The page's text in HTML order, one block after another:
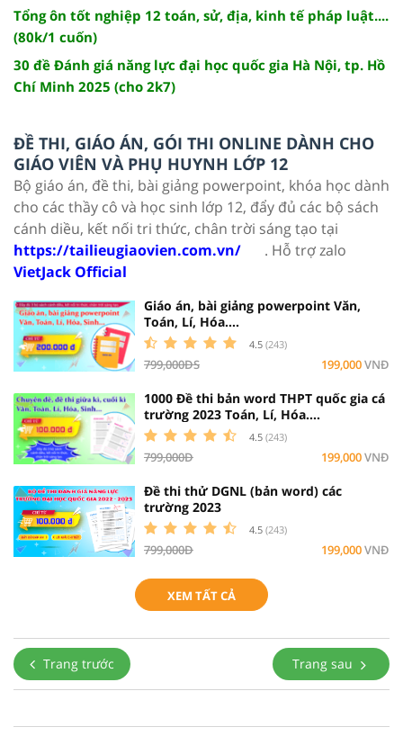
Tổng ôn tốt nghiệp 12 toán, sử, địa, kinh tế pháp luật....
(80k/1 cuốn)
30 đề Đánh giá năng lực đại học quốc gia Hà Nội, tp. Hồ
Chí Minh 2025 (cho 2k7)
ĐỀ THI, GIÁO ÁN, GÓI THI ONLINE DÀNH CHO
GIÁO VIÊN VÀ PHỤ HUYNH LỚP 12
Bộ giáo án, đề thi, bài giảng powerpoint, khóa học dành
cho các thầy cô và học sinh lớp 12, đẩy đủ các bộ sách
cánh diều, kết nối tri thức, chân trời sáng tạo tại
https://tailieugiaovien.com.vn/
. Hỗ trợ zalo
VietJack Official
Giáo án, bài giảng powerpoint Văn,
Toán, Lí, Hóa....
4.5 (243)
799,000ĐS 199,000VNĐ
1000 Đề thi bản word THPT quốc gia cá
trường 2023 Toán, Lí, Hóa....
4.5 (243)
799,000Đ 199,000VNĐ
Đề thi thử DGNL (bản word) các
trường 2023
4.5 (243)
799,000Đ 199,000VNĐ
XEM TẤT CẢ
Trang trước Trang sau